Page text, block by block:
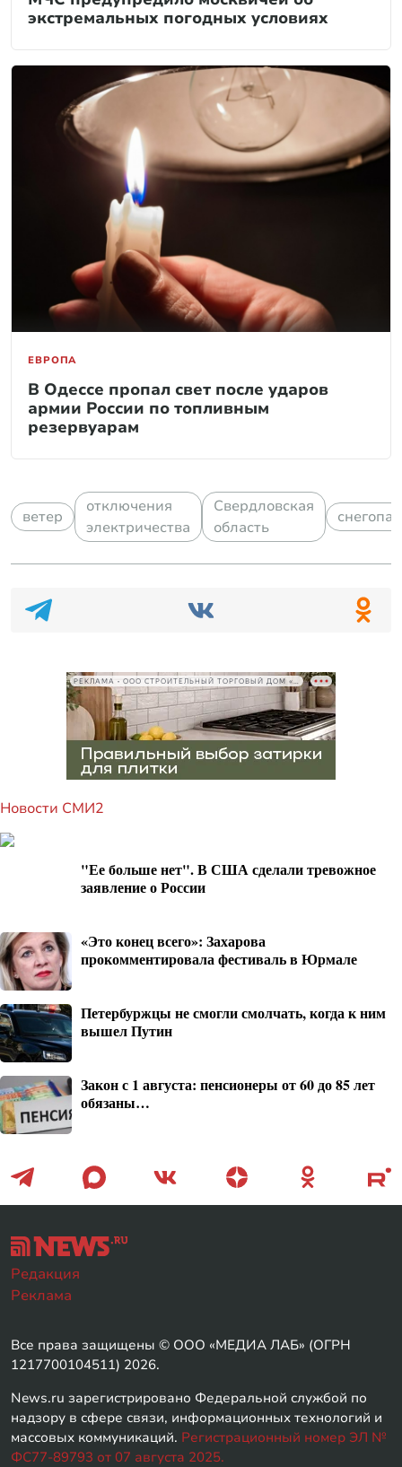
экстремальных погодных условиях
ЕВРОПА
В Одессе пропал свет после ударов
армии России по топливным
резервуарам
ветер
отключения
электричества
Свердловская
область
РЕКЛАМА • ООО СТРОИТЕЛЬНЫЙ ТОРГОВЫЙ ДОМ «ПЕТРОВИЧ», ИНН 7802348846
Новости СМИ2
"Ее больше нет". В США сделали тревожное
заявление о России
«Это конец всего»: Захарова
прокомментировала фестиваль в Юрмале
Петербуржцы не смогли смолчать, когда к ним
вышел Путин
Закон с 1 августа: пенсионеры от 60 до 85 лет
обязаны…
Редакция
Реклама
Все права защищены © ООО «МЕДИА ЛАБ» (ОГРН
1217700104511) 2026.
News.ru зарегистрировано Федеральной службой по
надзору в сфере связи, информационных технологий и
массовых коммуникаций. Регистрационный номер ЭЛ №
ФС77-89793 от 07 августа 2025.